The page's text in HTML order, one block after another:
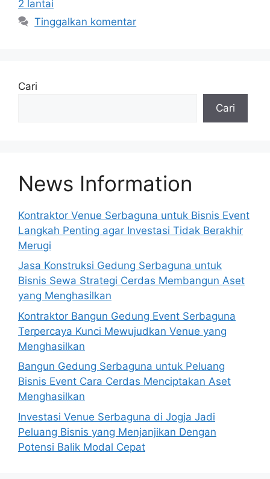
2 lantai
Tinggalkan komentar
Cari
Cari
News Information
Kontraktor Venue Serbaguna untuk Bisnis Event
Langkah Penting agar Investasi Tidak Berakhir
Merugi
Jasa Konstruksi Gedung Serbaguna untuk
Bisnis Sewa Strategi Cerdas Membangun Aset
yang Menghasilkan
Kontraktor Bangun Gedung Event Serbaguna
Terpercaya Kunci Mewujudkan Venue yang
Menghasilkan
Bangun Gedung Serbaguna untuk Peluang
Bisnis Event Cara Cerdas Menciptakan Aset
Menghasilkan
Investasi Venue Serbaguna di Jogja Jadi
Peluang Bisnis yang Menjanjikan Dengan
Potensi Balik Modal Cepat